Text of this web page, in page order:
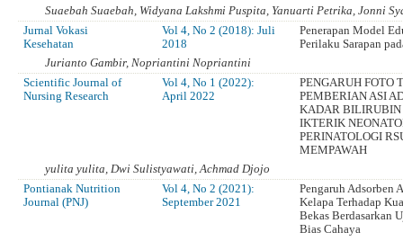
Suaebah Suaebah, Widyana Lakshmi Puspita, Yanuarti Petrika, Jonni
Jurnal Vokasi
Kesehatan
Vol 4, No 2 (2018): Juli
2018
Penerapan Model
Perilaku Sarapan
Jurianto Gambir, Nopriantini Nopriantini
Scientific Journal of
Nursing Research
Vol 4, No 1 (2022):
April 2022
PENGARUH FOTO
PEMBERIAN ASI
KADAR BILIRUBIN
IKTERIK
PERINATOLOGI
MEMPAWAH
yulita yulita, Dwi Sulistyawati, Achmad Djojo
Pontianak Nutrition
Journal (PNJ)
Vol 4, No 2 (2021):
September 2021
Pengaruh Adsorben
Kelapa Terhadap
Bekas Berdasarkan
Bias Cahaya